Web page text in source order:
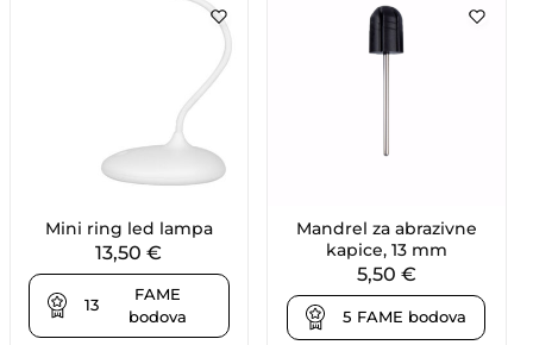
Mini ring led lampa
13,50€
13
FAME
bodova
Mandrel za abrazivne
kapice, 13 mm
5,50 €
5 FAME bodova